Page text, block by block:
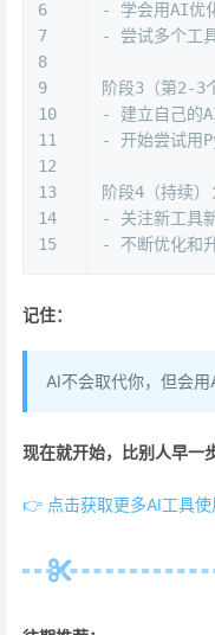
6
7
8
9
10
11
12
13
14
15
- 学会用AI优
- 尝试多个工
阶段3（第2-3
- 建立自己的
- 开始尝试用
阶段4（持续）
- 关注新工具
- 不断优化和
记住：
AI不会取代你，但会用
现在就开始，比别人早一
👉 点击获取更多AI工具